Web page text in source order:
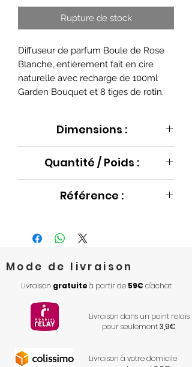
Rupture de stock
Diffuseur de parfum Boule de Rose
Blanche, entièrement fait en cire
naturelle avec recharge de 100ml
Garden Bouquet et 8 tiges de rotin.
Dimensions :
Quantité / Poids :
Référence :
Mode de livraison
Livraison gratuiteà partir de 59€ d'achat
Livraison dans un point relais
pour seulement3,9€
Livraison à votre domicile